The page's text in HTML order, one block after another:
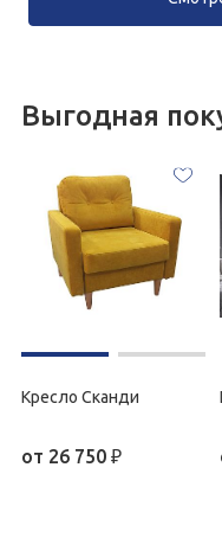
Выгодная
Кресло Сканди
от 26 750 ₽